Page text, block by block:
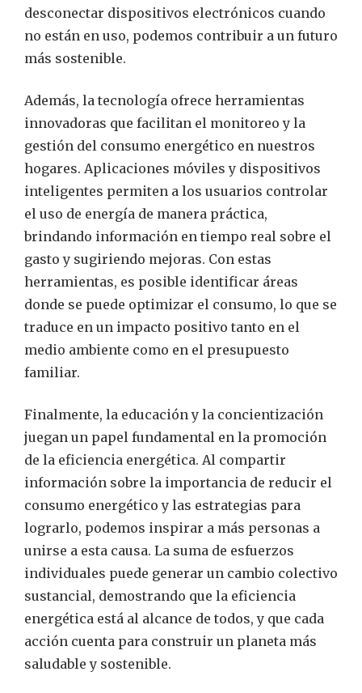
desconectar dispositivos electrónicos cuando
no están en uso, podemos contribuir a un futuro
más sostenible.
Además, la tecnología ofrece herramientas
innovadoras que facilitan el monitoreo y la
gestión del consumo energético en nuestros
hogares. Aplicaciones móviles y dispositivos
inteligentes permiten a los usuarios controlar
el uso de energía de manera práctica,
brindando información en tiempo real sobre el
gasto y sugiriendo mejoras. Con estas
herramientas, es posible identificar áreas
donde se puede optimizar el consumo, lo que se
traduce en un impacto positivo tanto en el
medio ambiente como en el presupuesto
familiar.
Finalmente, la educación y la concientización
juegan un papel fundamental en la promoción
de la eficiencia energética. Al compartir
información sobre la importancia de reducir el
consumo energético y las estrategias para
lograrlo, podemos inspirar a más personas a
unirse a esta causa. La suma de esfuerzos
individuales puede generar un cambio colectivo
sustancial, demostrando que la eficiencia
energética está al alcance de todos, y que cada
acción cuenta para construir un planeta más
saludable y sostenible.